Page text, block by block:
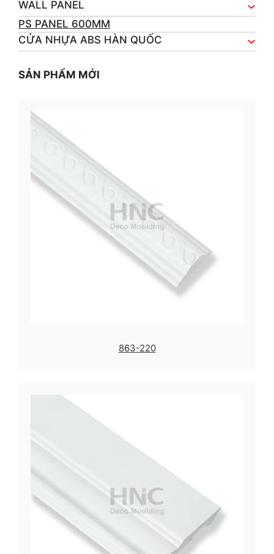
WALL PANEL
PS PANEL 600MM
CỬA NHỰA ABS HÀN QUỐC
SẢN PHẨM MỚI
863-220